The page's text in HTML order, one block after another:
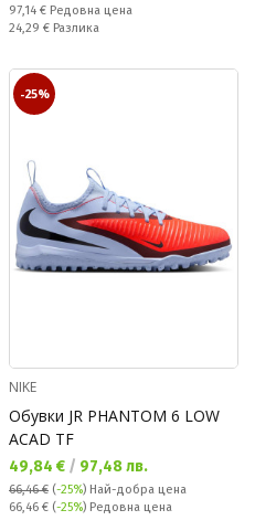
Редовна цена:
97,14 € Редовна цена
Спестявате:
24,29 € Разлика
-25%
NIKE
Обувки JR PHANTOM 6 LOW
ACAD TF
Текуща цена:
49,84 € / 97,48 лв.
66,46 € (-25%) Най-добра цена
Редовна цена:
66,46 € (-25%) Редовна цена